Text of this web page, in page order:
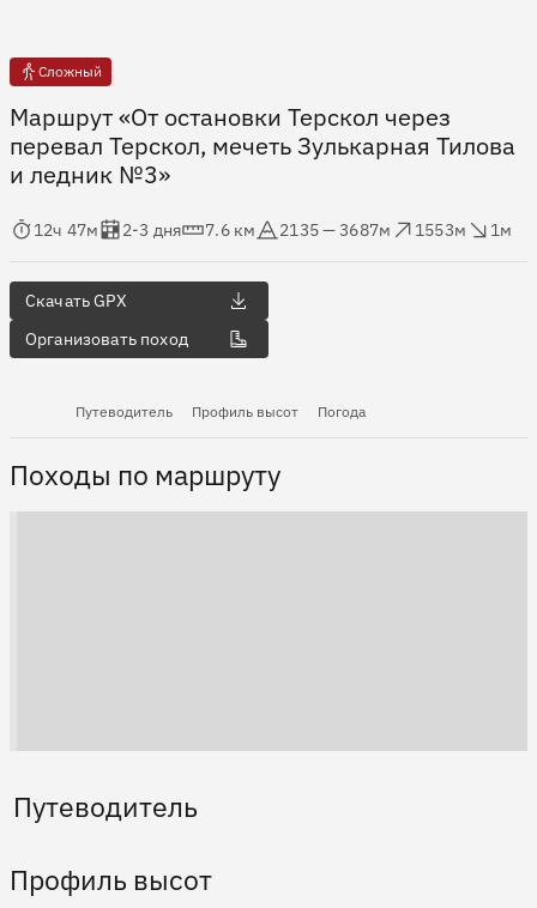
Сложный
Маршрут «От остановки Терскол через
перевал Терскол, мечеть Зулькарная Тилова
и ледник №3»
в пути
12ч 47м
Оценка в днях
2-3 дня
Дистанция
7.6 км
2135 — 3687м
1553м
1м
Скачать GPX
Организовать поход
Путеводитель Профиль высот Погода
Походы по маршруту
Путеводитель
Профиль высот